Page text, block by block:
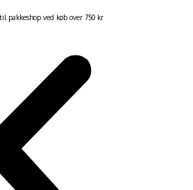
pakkeshop ved køb over 750 kr